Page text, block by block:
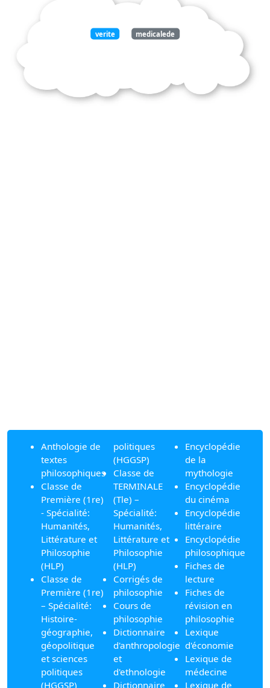
verite medicalede
Anthologie de
textes
philosophiques
Classe de
Première (1re)
- Spécialité:
Humanités,
Littérature et
Philosophie
(HLP)
Classe de
Première (1re)
– Spécialité:
Histoire-
géographie,
géopolitique
et sciences
politiques
(HGGSP)
politiques
(HGGSP)
Classe de
TERMINALE
(Tle) –
Spécialité:
Humanités,
Littérature et
Philosophie
(HLP)
Corrigés de
philosophie
Cours de
philosophie
Dictionnaire
d'anthropologie
et
d'ethnologie
Dictionnaire
Encyclopédie
de la
mythologie
Encyclopédie
du cinéma
Encyclopédie
littéraire
Encyclopédie
philosophique
Fiches de
lecture
Fiches de
révision en
philosophie
Lexique
d'économie
Lexique de
médecine
Lexique de